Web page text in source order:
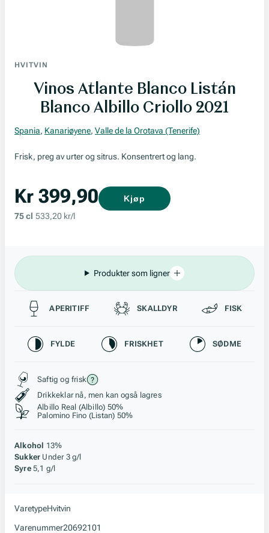
HVITVIN
Vinos Atlante Blanco Listán
Blanco Albillo Criollo 2021
Spania, Kanariøyene, Valle de la Orotava (Tenerife)
Frisk, preg av urter og sitrus. Konsentrert og lang.
Kr 399,90
75 cl 533,20 kr/l
Kjøp
Produkter som ligner
Passer til
APERITIFF SKALLDYR FISK
Karakteristikk
FYLDE FRISKHET SØDME
Stil, lagring og råstoff
Saftig og frisk
Drikkeklar nå, men kan også lagres
Albillo Real (Albillo) 50%
Palomino Fino (Listan) 50%
Alkohol 13%
Sukker Under 3 g/l
Syre 5,1 g/l
VaretypeHvitvin
Varenummer20692101